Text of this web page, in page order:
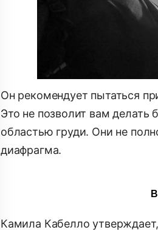
Он рекомендует пытаться
Это не позволит вам делать
областью груди. Они не
диафрагма.
Камила Кабелло